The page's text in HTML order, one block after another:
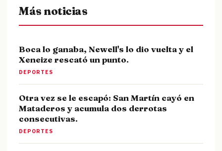
Más noticias
Boca lo ganaba, Newell's lo dio vuelta y el
Xeneize rescató un punto.
DEPORTES
Otra vez se le escapó: San Martín cayó en
Mataderos y acumula dos derrotas
consecutivas.
DEPORTES